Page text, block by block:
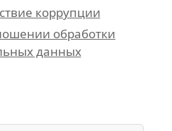
коррупции
обработки
данных